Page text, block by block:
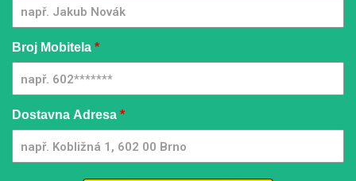
[CZ] -
GQMIA |
UN
Broj Mobitela *
Dostavna Adresa *